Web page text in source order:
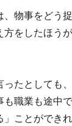
物事をどう
をしたほう
ったとしても
職業も途中
ことができ